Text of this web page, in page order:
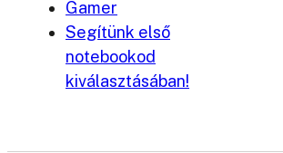
Gamer
Segítünk első
notebookod
kiválasztásában!